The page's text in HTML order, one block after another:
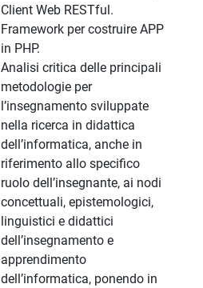
Client Web RESTful.
Framework per costruire APP
in PHP.
Analisi critica delle principali
metodologie per
l’insegnamento sviluppate
nella ricerca in didattica
dell’informatica, anche in
riferimento allo specifico
ruolo dell’insegnante, ai nodi
concettuali, epistemologici,
linguistici e didattici
dell’insegnamento e
apprendimento
dell’informatica, ponendo in